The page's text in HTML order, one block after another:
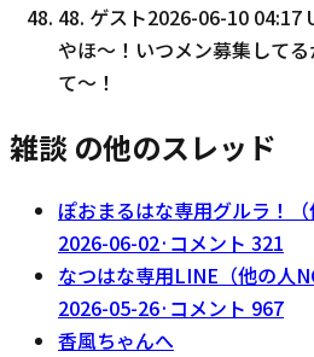
48. ゲスト2026-06-10 04:17
やほ〜！いつメン募集して
て〜！
雑談 の他のスレッド
ぽおまるはな専用グルラ！（
2026-06-02· コメント 321
なつはな専用LINE（他の人
2026-05-26· コメント 967
香風ちゃんへ